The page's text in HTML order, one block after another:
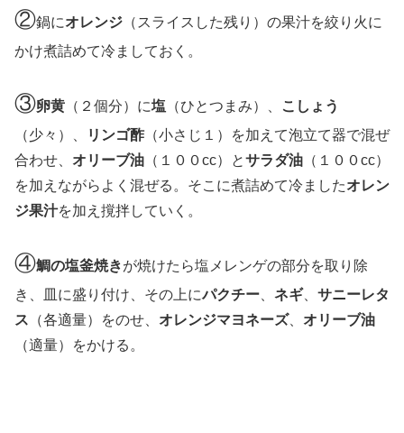
②鍋にオレンジ （スライスした残り）の果汁を絞り火に
かけ煮詰めて冷ましておく。
③卵黄 （２個分）に塩 （ひとつまみ）、
こしょう
（少々）、
リンゴ酢（小さじ１）を加えて泡立て器で混ぜ
合わせ、 オリーブ油 （１００cc）とサラダ油 （１００cc）
を加えながらよく混ぜる。そこに煮詰めて冷ましたオレン
ジ果汁を加え撹拌していく。
④鯛の塩釜焼きが焼けたら塩メレンゲの部分を取り除
き、皿に盛り付け、その上にパクチー、 ネギ、 サニーレタ
ス （各適量）をのせ、 オレンジマヨネーズ、 オリーブ油
（適量）をかける。